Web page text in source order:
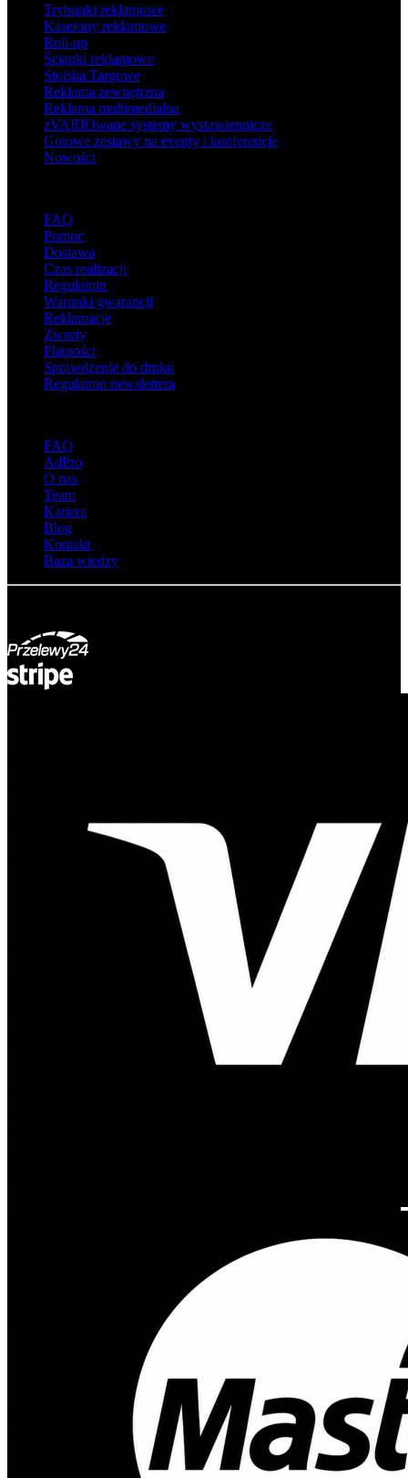
Trybunki reklamowe
Kasetony reklamowe
Roll-up
Ścianki reklamowe
Stoiska Targowe
Reklama zewnętrzna
Reklama multimedialna
zVARIOwane systemy wystawiennicze
Gotowe zestawy na eventy i konferencje
Nowości
FAQ
Pomoc
Dostawa
Czas realizacji
Regulamin
Warunki gwarancji
Reklamacje
Zwroty
Płatności
Sprawdzenie do druku
Regulamin newslettera
FAQ
AdPro
O nas
Team
Kariera
Blog
Kontakt
Baza wiedzy